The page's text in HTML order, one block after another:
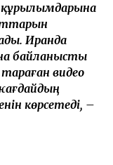
құрылымдарына
Иранда
байланысты
видео
көрсетеді, –